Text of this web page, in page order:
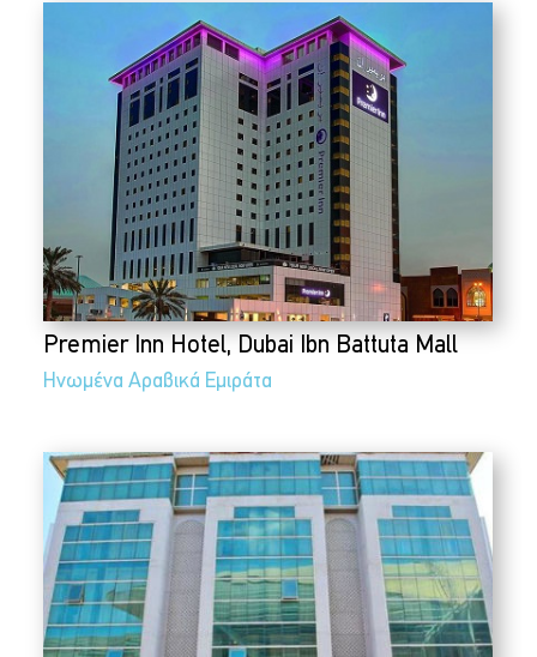
Premier Inn Hotel, Dubai Ibn Battuta Mall
Ηνωμένα Αραβικά Εμιράτα